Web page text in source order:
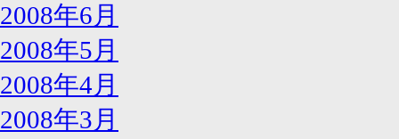
2008年6月
2008年5月
2008年4月
2008年3月